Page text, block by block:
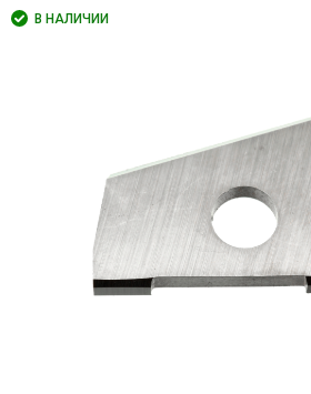
В НАЛИЧИИ